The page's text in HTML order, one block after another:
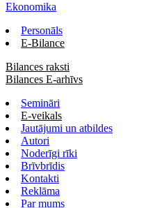
Ekonomika
Personāls
E-Bilance
Bilances raksti
Bilances E-arhīvs
Semināri
E-veikals
Jautājumi un atbildes
Autori
Noderīgi rīki
Brīvbrīdis
Kontakti
Reklāma
Par mums